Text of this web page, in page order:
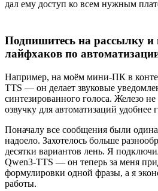
дал ему доступ ко всем нужным
Подпишитесь на рассылку и
лайфхаков по
Например, на моём мини-ПК в
TTS — он делает звуковые
синтезированного голоса. Железо
озвучку для автоматизаций удобнее
Поначалу все сообщения были
надоело. Захотелось больше
десятки вариантов лень. Я
Qwen3-TTS — он теперь за меня
формулировки одной фразы, а я
работы.